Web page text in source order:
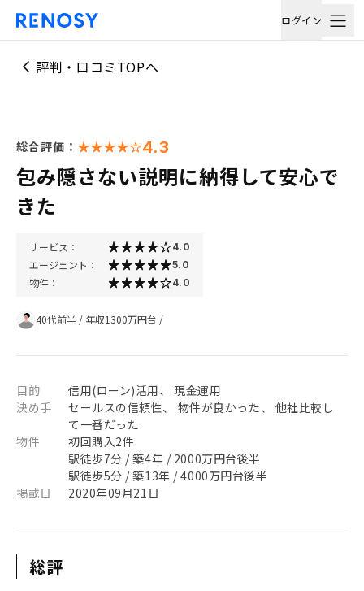
ログイン
評判・口コミTOPへ
総合評価： 4.3
包み隠さない説明に納得して安心で
きた
サービス： 4.0
エージェント： 5.0
物件： 4.0
40代前半 / 年収1300万円台 /
目的
信用(ローン)活用、 現金運用
決め手
セールスの信頼性、 物件が良かった、 他社比較し
て一番だった
物件
初回購入2件
駅徒歩7分 / 築4年 / 2000万円台後半
駅徒歩5分 / 築13年 / 4000万円台後半
掲載日
2020年09月21日
総評